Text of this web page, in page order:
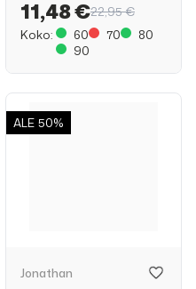
11,48 €22,95 €
Koko:
60 70
80
90
ALE 50%
Jonathan